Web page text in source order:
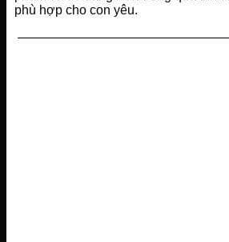
phù hợp cho con yêu.